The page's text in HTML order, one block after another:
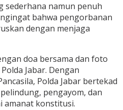
sederhana namun penuh
bahwa pengorbanan
dengan menjaga
doa bersama dan foto
Jabar. Dengan
Polda Jabar bertekad
pengayom, dan
amanat konstitusi.